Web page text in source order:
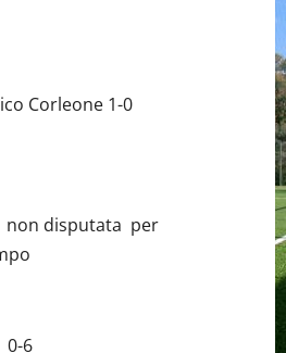
Corleone 1-0
non disputata per
6